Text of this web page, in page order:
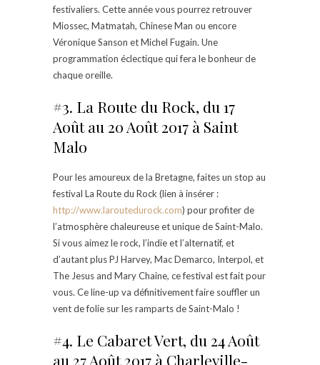
festivaliers. Cette année vous pourrez retrouver
Miossec, Matmatah, Chinese Man ou encore
Véronique Sanson et Michel Fugain. Une
programmation éclectique qui fera le bonheur de
chaque oreille.
#3. La Route du Rock, du 17
Août au 20 Août 2017 à Saint
Malo
Pour les amoureux de la Bretagne, faites un stop au
festival La Route du Rock (lien à insérer :
http://www.laroutedurock.com) pour profiter de
l’atmosphère chaleureuse et unique de Saint-Malo.
Si vous aimez le rock, l’indie et l’alternatif, et
d’autant plus PJ Harvey, Mac Demarco, Interpol, et
The Jesus and Mary Chaine, ce festival est fait pour
vous. Ce line-up va définitivement faire souffler un
vent de folie sur les ramparts de Saint-Malo !
#4. Le Cabaret Vert, du 24 Août
au 27 Août 2017 à Charleville-